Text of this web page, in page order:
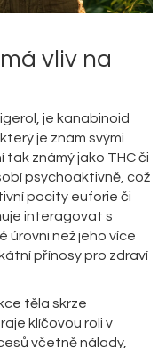
vliv na
je kanabinoid
je znám svými
tak známý jako THC či
psychoaktivně, což
pocity euforie či
interagovat s
úrovni než jeho více
přínosy pro zdraví
těla skrze
klíčovou roli v
včetně nálady,